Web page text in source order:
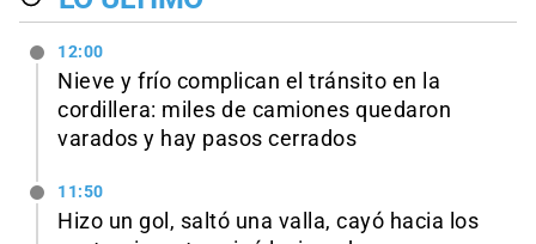
12:00
Nieve y frío complican el tránsito en la
cordillera: miles de camiones quedaron
varados y hay pasos cerrados
11:50
Hizo un gol, saltó una valla, cayó hacia los